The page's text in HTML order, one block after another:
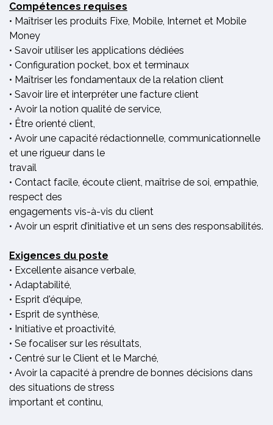
Compétences requises
• Maîtriser les produits Fixe, Mobile, Internet et Mobile
Money
• Savoir utiliser les applications dédiées
• Configuration pocket, box et terminaux
• Maîtriser les fondamentaux de la relation client
• Savoir lire et interpréter une facture client
• Avoir la notion qualité de service,
• Être orienté client,
• Avoir une capacité rédactionnelle, communicationnelle
et une rigueur dans le
travail
• Contact facile, écoute client, maîtrise de soi, empathie,
respect des
engagements vis-à-vis du client
• Avoir un esprit d’initiative et un sens des responsabilités.
Exigences du poste
• Excellente aisance verbale,
• Adaptabilité,
• Esprit d'équipe,
• Esprit de synthèse,
• Initiative et proactivité,
• Se focaliser sur les résultats,
• Centré sur le Client et le Marché,
• Avoir la capacité à prendre de bonnes décisions dans
des situations de stress
important et continu,